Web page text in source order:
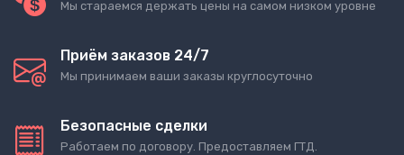
Мы стараемся держать цены на самом низком уровне
Приём заказов 24/7
Мы принимаем ваши заказы круглосуточно
Безопасные сделки
Работаем по договору. Предоставляем ГТД.